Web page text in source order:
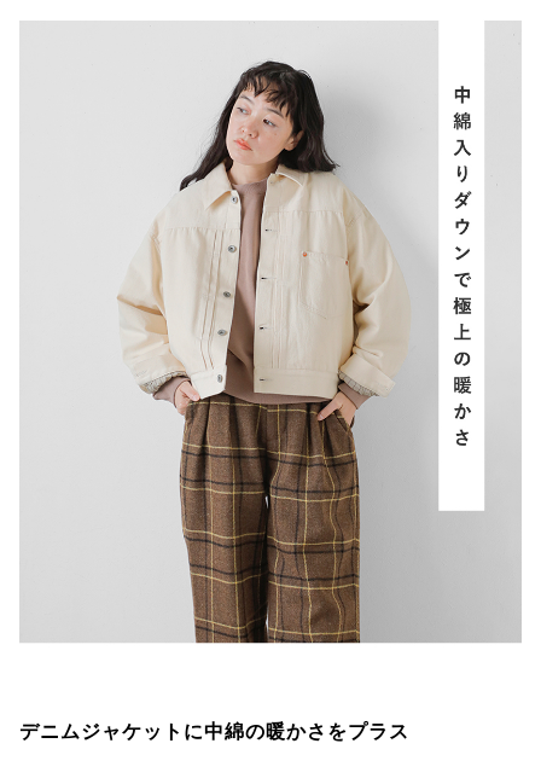
デニムジャケットに中綿の暖かさをプラス